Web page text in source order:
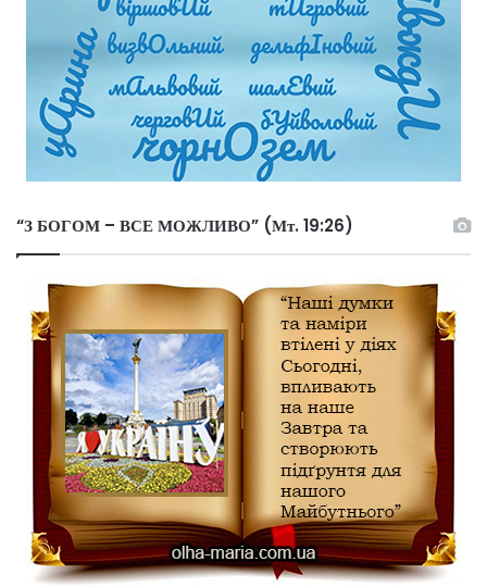
“З БОГОМ – ВСЕ МОЖЛИВО” (Мт. 19:26)